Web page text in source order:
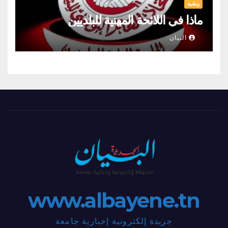
وطنية
ماذا في اللائحة المهنية للبلديين
البيان
www.albayene.tn
جريدة إلكترونية إخبارية جامعة